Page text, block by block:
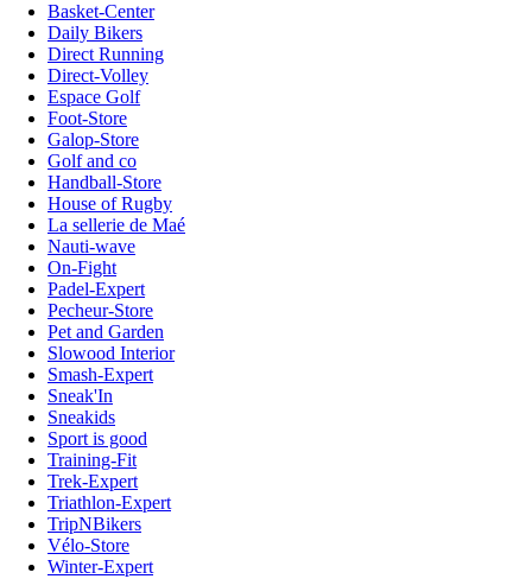
Basket-Center
Daily Bikers
Direct Running
Direct-Volley
Espace Golf
Foot-Store
Galop-Store
Golf and co
Handball-Store
House of Rugby
La sellerie de Maé
Nauti-wave
On-Fight
Padel-Expert
Pecheur-Store
Pet and Garden
Slowood Interior
Smash-Expert
Sneak'In
Sneakids
Sport is good
Training-Fit
Trek-Expert
Triathlon-Expert
TripNBikers
Vélo-Store
Winter-Expert